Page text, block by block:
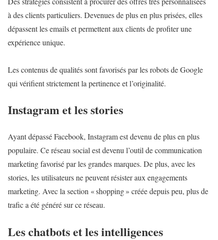
à des clients particuliers. Devenues de plus en plus prisées, elles
dépassent les emails et permettent aux clients de profiter une
expérience unique.
Les contenus de qualités sont favorisés par les robots de Google
qui vérifient strictement la pertinence et l’originalité.
Instagram et les stories
Ayant dépassé Facebook, Instagram est devenu de plus en plus
populaire. Ce réseau social est devenu l’outil de communication
marketing favorisé par les grandes marques. De plus, avec les
stories, les utilisateurs ne peuvent résister aux engagements
marketing. Avec la section « shopping » créée depuis peu, plus de
trafic a été généré sur ce réseau.
Les chatbots et les intelligences